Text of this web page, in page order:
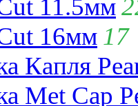
11.5мм
16мм 17
Капля
Met Cap